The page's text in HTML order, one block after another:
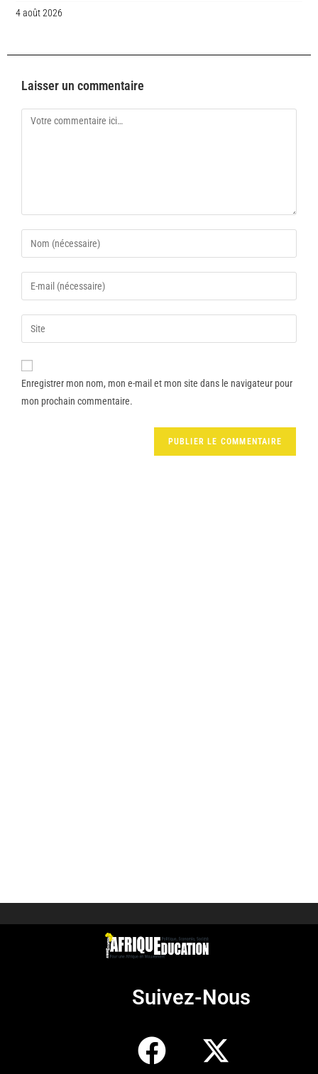
4 août 2026
Laisser un commentaire
Enregistrer mon nom, mon e-mail et mon site dans le navigateur pour
mon prochain commentaire.
Suivez-Nous